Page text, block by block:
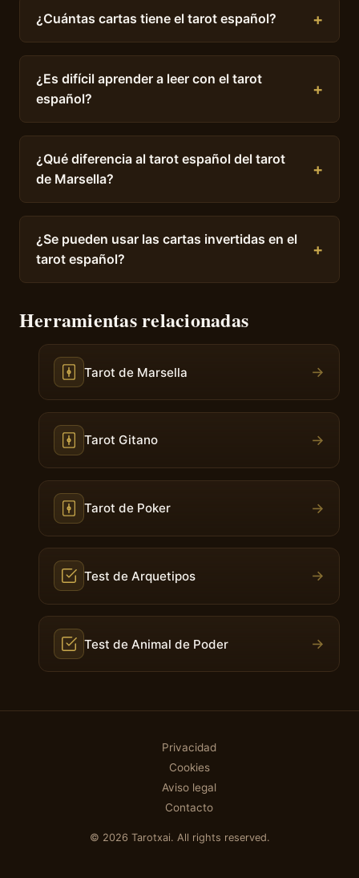
¿Cuántas cartas tiene el tarot español?
¿Es difícil aprender a leer con el tarot
español?
¿Qué diferencia al tarot español del tarot
de Marsella?
¿Se pueden usar las cartas invertidas en el
tarot español?
Herramientas relacionadas
Tarot de Marsella →
Tarot Gitano →
Tarot de Poker →
Test de Arquetipos →
Test de Animal de Poder →
Privacidad
Cookies
Aviso legal
Contacto
© 2026 Tarotxai. All rights reserved.